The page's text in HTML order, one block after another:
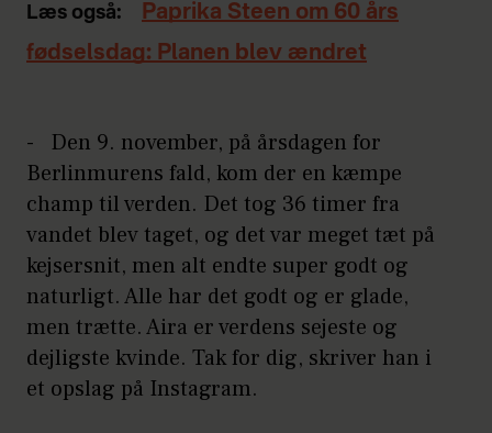
Læs også:
Paprika Steen om 60 års
fødselsdag: Planen blev ændret
- Den 9. november, på årsdagen for
Berlinmurens fald, kom der en kæmpe
champ til verden. Det tog 36 timer fra
vandet blev taget, og det var meget tæt på
kejsersnit, men alt endte super godt og
naturligt. Alle har det godt og er glade,
men trætte. Aira er verdens sejeste og
dejligste kvinde. Tak for dig, skriver han i
et opslag på Instagram.